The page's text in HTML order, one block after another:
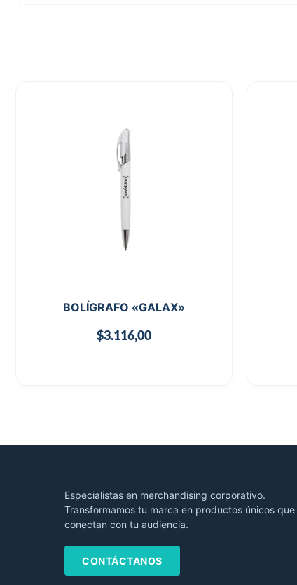
BOLÍGRAFO «GALAX»
$3.116,00
Especialistas en merchandising corporativo.
Transformamos tu marca en productos únicos que
conectan con tu audiencia.
CONTÁCTANOS